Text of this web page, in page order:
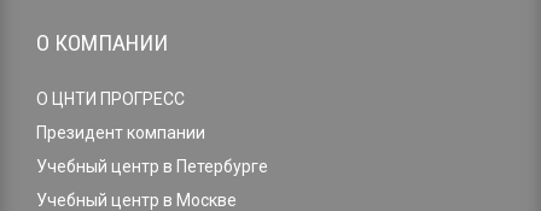
О КОМПАНИИ
О ЦНТИ ПРОГРЕСС
Президент компании
Учебный центр в Петербурге
Учебный центр в Москве